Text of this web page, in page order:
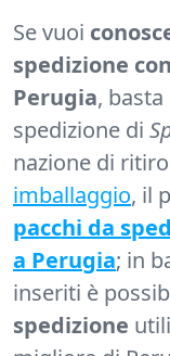
Se vuoi
spedizione
Perugia,
spedizione di
nazione di
imballaggio, il
pacchi da
a Perugia; in
inseriti è
spedizione